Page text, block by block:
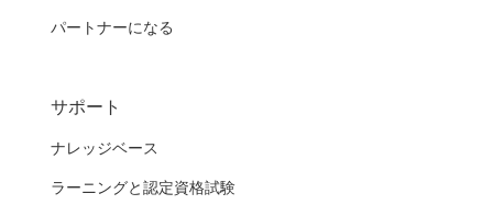
パートナーになる
サポート
ナレッジベース
ラーニングと認定資格試験